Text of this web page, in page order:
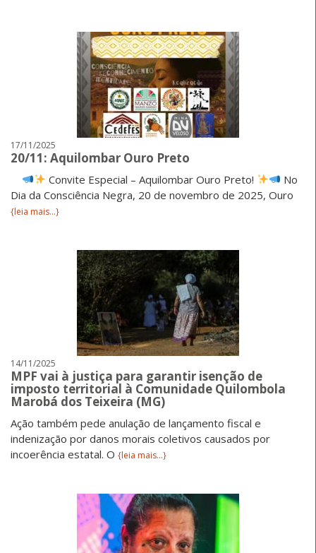
17/11/2025
20/11: Aquilombar Ouro Preto
Convite Especial – Aquilombar Ouro Preto!
No
Dia da Consciência Negra, 20 de novembro de 2025, Ouro
{leia mais...}
14/11/2025
MPF vai à justiça para garantir isenção de
imposto territorial à Comunidade Quilombola
Marobá dos Teixeira (MG)
Ação também pede anulação de lançamento fiscal e
indenização por danos morais coletivos causados por
incoerência estatal. O {leia mais...}